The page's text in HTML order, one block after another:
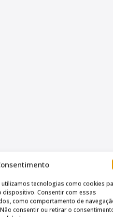
tecnologias como cookies
Consentir com essas
como comportamento de
consentir ou retirar o